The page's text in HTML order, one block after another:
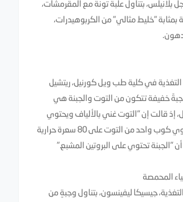
بلانيلس، بتناول علبة تونة مع المقرمشات،
بمثابة "خليط مثالي" من الكربوهيدرات،
التغذية في كلية طب ويل كورنيل، ريتشيل
خفيفة تتكون من التوت والجبنة هي
إذ قالت إن "التوت غني بالألياف ويحتوي
على الماء، ويحتوي كوب واحد من التوت على 80 سعرة حرارية
"الجبنة تحتوي على البروتين المشبع."
المحمصة
جيسيكا ليفينسون، بتناول وجبةٍ من